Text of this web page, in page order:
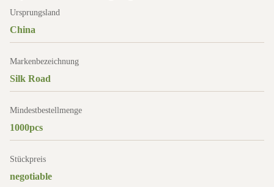
Ursprungsland
China
Markenbezeichnung
Silk Road
Mindestbestellmenge
1000pcs
Stückpreis
negotiable